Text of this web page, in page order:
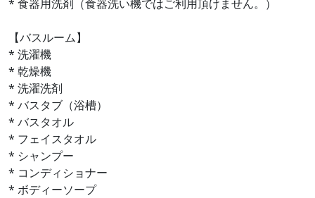
* 食器用洗剤（食器洗い機ではご利用頂けません。）
【バスルーム】
* 洗濯機
* 乾燥機
* 洗濯洗剤
* バスタブ（浴槽）
* バスタオル
* フェイスタオル
* シャンプー
* コンディショナー
* ボディーソープ